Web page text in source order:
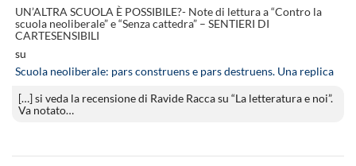
UN’ALTRA SCUOLA È POSSIBILE?- Note di lettura a “Contro la
scuola neoliberale” e “Senza cattedra” – SENTIERI DI
CARTESENSIBILI
su
Scuola neoliberale: pars construens e pars destruens. Una replica
[…] si veda la recensione di Ravide Racca su “La letteratura e noi”.
Va notato…